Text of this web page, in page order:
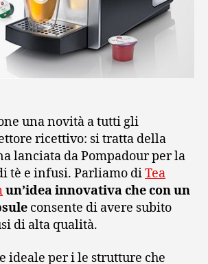
una novità a tutti gli
ricettivo: si tratta della
lanciata da Pompadour per la
tè e infusi. Parliamo diTea
un’idea innovativa che con un
consente di avere subito
di alta qualità.
ideale per i le strutture che